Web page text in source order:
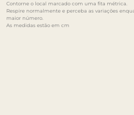
Contorne o local marcado com uma fita métrica.
Respire normalmente e perceba as variações
maior número.
As medidas estão em cm